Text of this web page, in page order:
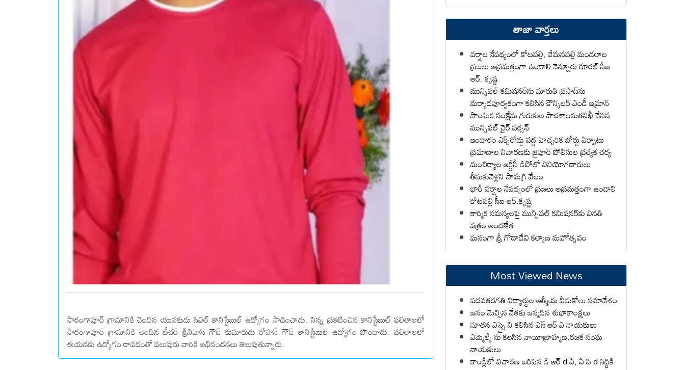
సారంగాపూర్ గ్రామానికి చెందిన యువకుడు సివిల్ కానిస్టేబుల్ ఉద్యోగం సాధించాడు. నిన్న ప్రకటించిన కానిస్టేబుల్ ఫలితాలలో
సారంగాపూర్ గ్రామానికి చెందిన టీచర్ శ్రీనివాస్ గౌడ్ కుమారుడు రోహన్ గౌడ్ కానిస్టేబుల్ ఉద్యోగం పొందాడు. ఫలితాలలో
ఈయనకు ఉద్యోగం రావడంతో పలువురు వారికి అభినందనలు తెలుపుతున్నారు.
తాజా వార్తలు
వర్షాల నేపథ్యంలో కోటపల్లి, వేమనపల్లి మండలాల
ప్రజలు అప్రమత్తంగా ఉండాలి చెన్నూరు రూరల్ సీఐ
ఆర్. కృష్ణ
మున్సిపల్ కమిషనర్‌ను మారుతి ప్రసాద్‌ను
మర్యాదపూర్వకంగా కలిసిన కౌన్సిలర్ ఎండీ ఇమ్రాన్ ​
సాంఘిక సంక్షేమ గురుకుల పాఠశాలనుతనిఖీ చేసిన
మున్సిపల్ చైర్ పర్సన్
ఇందారం ఎక్స్‌రోడ్డు వద్ద హెచ్చరిక బోర్డు ఏర్పాటు
ప్రమాదాల నివారణకు జైపూర్ పోలీసుల ప్రత్యేక చర్య
మంచిర్యాల ఆర్టీసీ డిపోలో వినియోగదారులు
తీసుకువెళ్లని సామగ్రి వేలం
భారీ వర్షాల నేపథ్యంలో ప్రజలు అప్రమత్తంగా ఉండాలి
కోటపల్లి సీఐ ఆర్.కృష్ణ
కార్మిక సమస్యలపై మున్సిపల్ కమిషనర్‌కు వినతి
పత్రం అందజేత
ఘనంగా శ్రీ గోదాదేవి కల్యాణ మహోత్సవం
Most Viewed News
పదవతరగతి విద్యార్థుల ఆత్మీయ వీడుకోలు సమావేశం
జనం మెచ్చిన నేతకు జన్మదిన శుభాకాంక్షలు
నూతన ఎస్సై ని కలిసిన ఎస్ ఆర్ ఎ నాయకులు
ఎమ్మెల్యే ను కలసిన నాయీబ్రాహ్మణ,రజక సంఘ
నాయకులు
కాండ్లీలో విచారణ జరిపిన డి ఆర్ d ఏ, ఏ పి d సిద్ధికి